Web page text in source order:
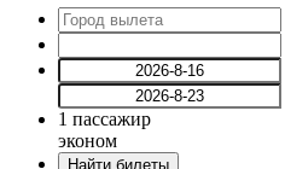
1 пассажир
эконом
Найти билеты